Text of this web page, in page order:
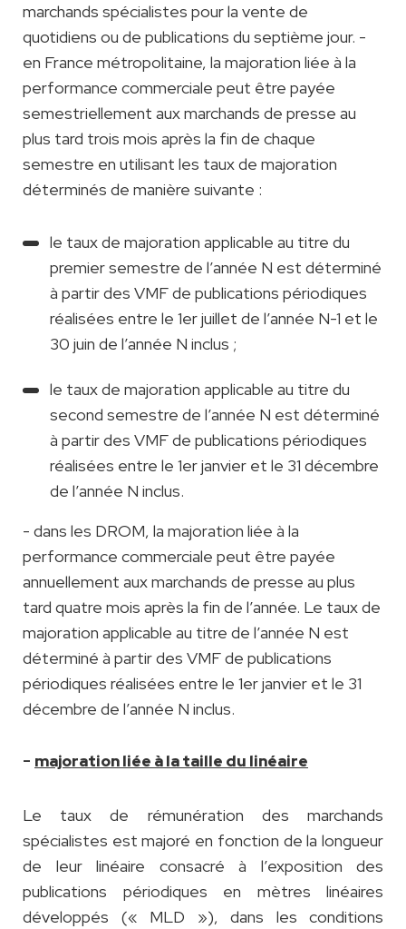
marchands spécialistes pour la vente de
quotidiens ou de publications du septième jour. -
en France métropolitaine, la majoration liée à la
performance commerciale peut être payée
semestriellement aux marchands de presse au
plus tard trois mois après la fin de chaque
semestre en utilisant les taux de majoration
déterminés de manière suivante :
le taux de majoration applicable au titre du
premier semestre de l’année N est déterminé
à partir des VMF de publications périodiques
réalisées entre le 1er juillet de l’année N-1 et le
30 juin de l’année N inclus ;
le taux de majoration applicable au titre du
second semestre de l’année N est déterminé
à partir des VMF de publications périodiques
réalisées entre le 1er janvier et le 31 décembre
de l’année N inclus.
- dans les DROM, la majoration liée à la
performance commerciale peut être payée
annuellement aux marchands de presse au plus
tard quatre mois après la fin de l’année. Le taux de
majoration applicable au titre de l’année N est
déterminé à partir des VMF de publications
périodiques réalisées entre le 1er janvier et le 31
décembre de l’année N inclus.
- majoration liée à la taille du linéaire
Le taux de rémunération des marchands
spécialistes est majoré en fonction de la longueur
de leur linéaire consacré à l’exposition des
publications périodiques en mètres linéaires
développés (« MLD »), dans les conditions